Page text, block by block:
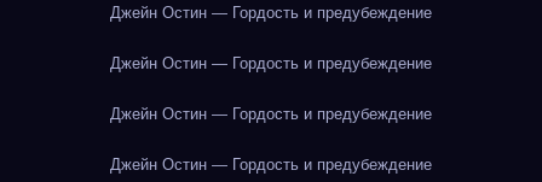
Джейн Остин — Гордость и предубеждение
Джейн Остин — Гордость и предубеждение
Джейн Остин — Гордость и предубеждение
Джейн Остин — Гордость и предубеждение